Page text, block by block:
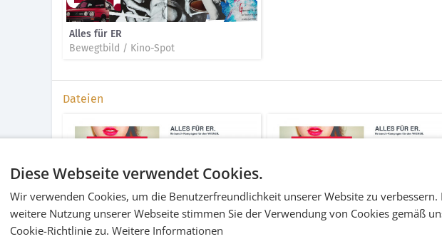
Alles für ER
Bewegtbild / Kino-Spot
Dateien
Gesamtkampagne
Diese Webseite verwendet Cookies.
Wir verwenden Cookies, um die Benutzerfreundlichkeit unserer Website zu verbessern.
weitere Nutzung unserer Webseite stimmen Sie der Verwendung von Cookies gemäß
Cookie-Richtlinie zu. Weitere Informationen